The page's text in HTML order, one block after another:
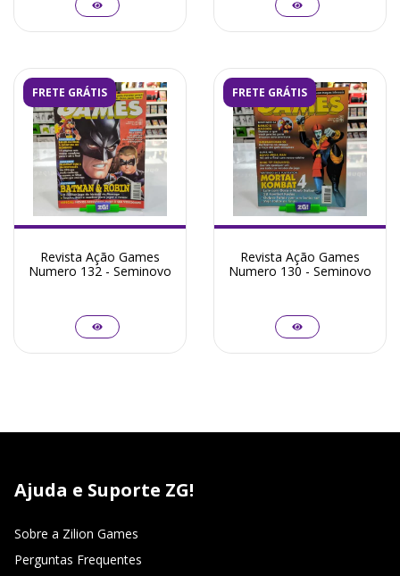
FRETE GRÁTIS
Revista Ação Games
Numero 132 - Seminovo
FRETE GRÁTIS
Revista Ação Games
Numero 130 - Seminovo
Ajuda e Suporte ZG!
Sobre a Zilion Games
Perguntas Frequentes